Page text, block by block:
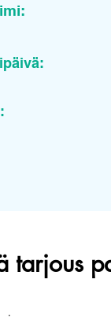
tarjous